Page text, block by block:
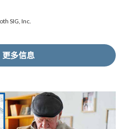
SIG, Inc.
更多信息